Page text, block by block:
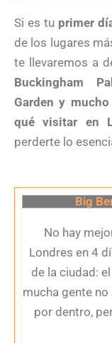
Si es tu primer
de los lugares
te llevaremos a
Buckingham
Garden y mucho
qué visitar en
perderte lo
Big
No hay
Londres en 4
de la ciudad:
mucha gente
por dentro,